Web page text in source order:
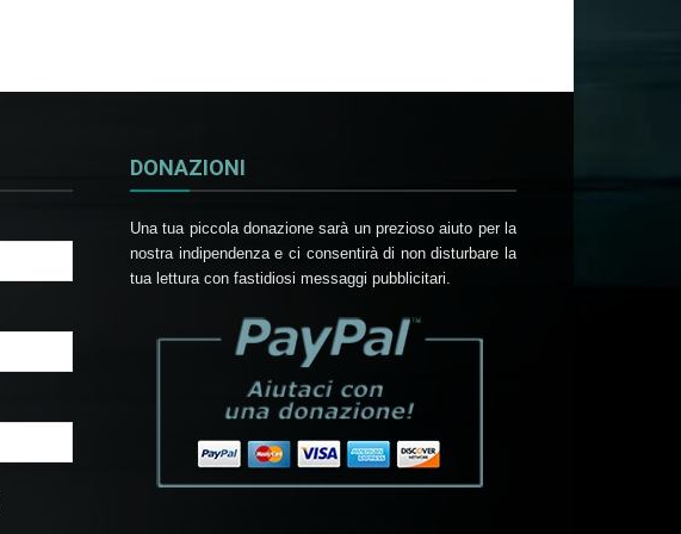
DONAZIONI
Una tua piccola donazione sarà un prezioso aiuto per la
nostra indipendenza e ci consentirà di non disturbare la
tua lettura con fastidiosi messaggi pubblicitari.